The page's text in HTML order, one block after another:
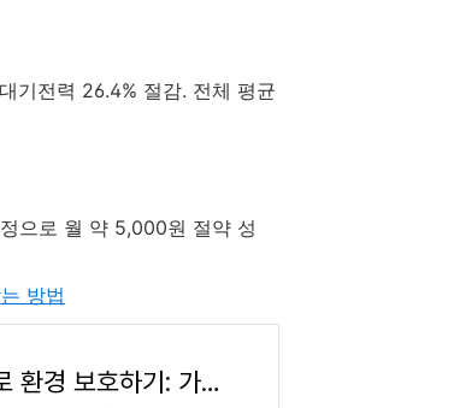
기전력 26.4% 절감. 전체 평균
으로 월 약 5,000원 절약 성
방법
재활용 무인회수기 사용으로 환경 보호하기: 가까운 무인회수기 찾는 방법